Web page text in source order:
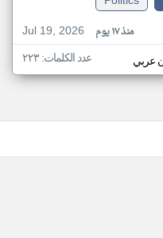
Jul 19, 2026
منذ ١٧ يوم
عربي عدد الكلمات: ٢٢٣